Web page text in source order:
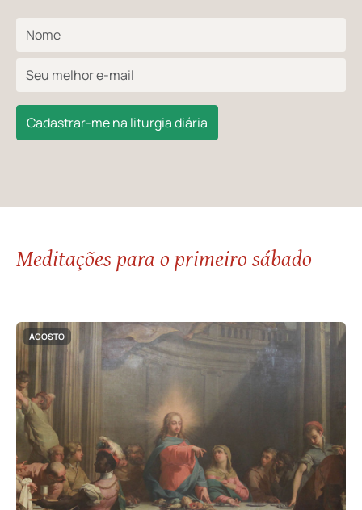
Cadastrar-me na liturgia diária
Meditações para o primeiro sábado
AGOSTO